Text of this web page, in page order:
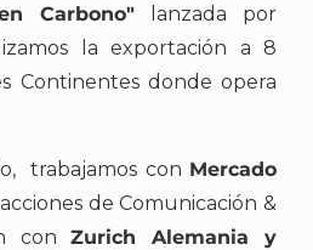
Carbono" lanzada por
la exportación a 8
Continentes donde opera
trabajamos con Mercado
de Comunicación &
conZurich Alemania y